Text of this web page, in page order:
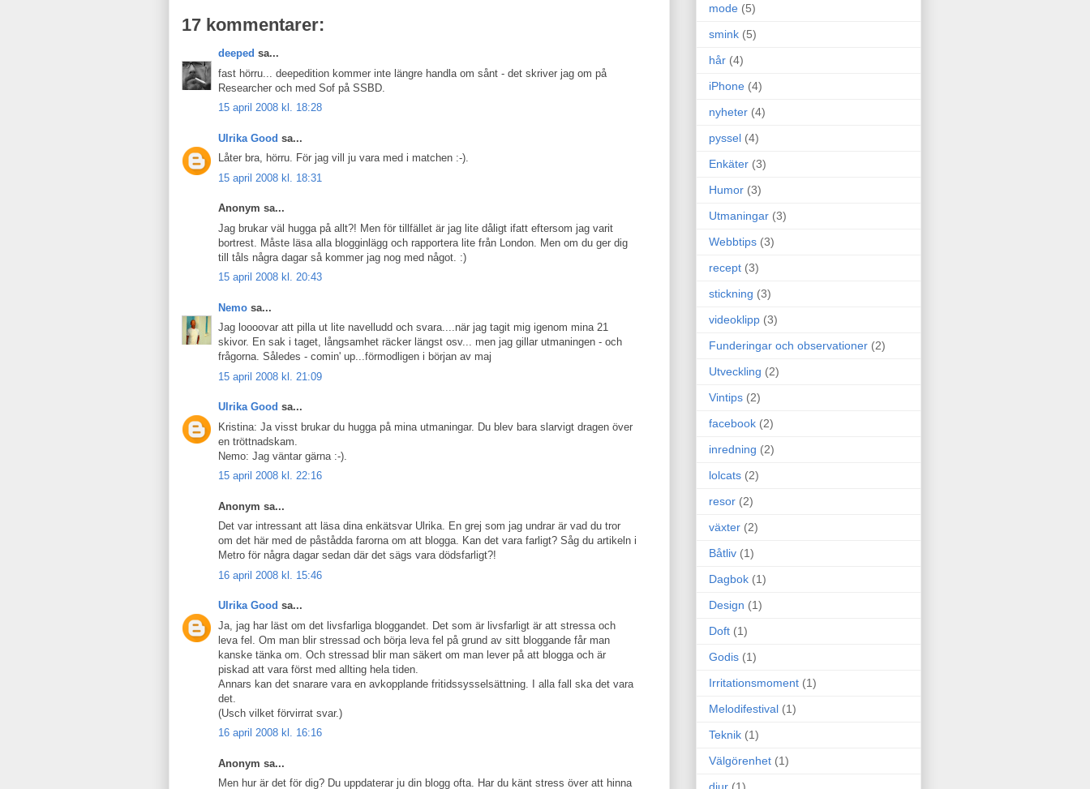
17 kommentarer:
deeped sa...
fast hörru... deepedition kommer inte längre handla om sånt - det skriver jag om på
Researcher och med Sof på SSBD.
15 april 2008 kl. 18:28
Ulrika Good sa...
Låter bra, hörru. För jag vill ju vara med i matchen :-).
15 april 2008 kl. 18:31
Anonym sa...
Jag brukar väl hugga på allt?! Men för tillfället är jag lite dåligt ifatt eftersom jag varit
bortrest. Måste läsa alla blogginlägg och rapportera lite från London. Men om du ger dig
till tåls några dagar så kommer jag nog med något. :)
15 april 2008 kl. 20:43
Nemo sa...
Jag loooovar att pilla ut lite navelludd och svara....när jag tagit mig igenom mina 21
skivor. En sak i taget, långsamhet räcker längst osv... men jag gillar utmaningen - och
frågorna. Således - comin' up...förmodligen i början av maj
15 april 2008 kl. 21:09
Ulrika Good sa...
Kristina: Ja visst brukar du hugga på mina utmaningar. Du blev bara slarvigt dragen över
en tröttnadskam.
Nemo: Jag väntar gärna :-).
15 april 2008 kl. 22:16
Anonym sa...
Det var intressant att läsa dina enkätsvar Ulrika. En grej som jag undrar är vad du tror
om det här med de påstådda farorna om att blogga. Kan det vara farligt? Såg du artikeln i
Metro för några dagar sedan där det sägs vara dödsfarligt?!
16 april 2008 kl. 15:46
Ulrika Good sa...
Ja, jag har läst om det livsfarliga bloggandet. Det som är livsfarligt är att stressa och
leva fel. Om man blir stressad och börja leva fel på grund av sitt bloggande får man
kanske tänka om. Och stressad blir man säkert om man lever på att blogga och är
piskad att vara först med allting hela tiden.
Annars kan det snarare vara en avkopplande fritidssysselsättning. I alla fall ska det vara
det.
(Usch vilket förvirrat svar.)
16 april 2008 kl. 16:16
Anonym sa...
Men hur är det för dig? Du uppdaterar ju din blogg ofta. Har du känt stress över att hinna
mode (5)
smink (5)
hår (4)
iPhone (4)
nyheter (4)
pyssel (4)
Enkäter (3)
Humor (3)
Utmaningar (3)
Webbtips (3)
recept (3)
stickning (3)
videoklipp (3)
Funderingar och observationer (2)
Utveckling (2)
Vintips (2)
facebook (2)
inredning (2)
lolcats (2)
resor (2)
växter (2)
Båtliv (1)
Dagbok (1)
Design (1)
Doft (1)
Godis (1)
Irritationsmoment (1)
Melodifestival (1)
Teknik (1)
Välgörenhet (1)